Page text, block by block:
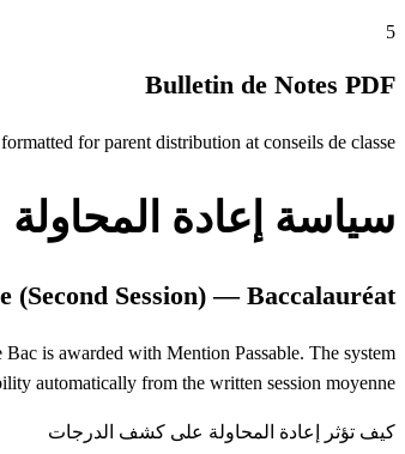
5
Bulletin de Notes PDF
for parent distribution at conseils de classe.
سياسة إعادة المحاولة
(Second Session) — Baccalauréat
is awarded with Mention Passable. The system
automatically from the written session moyenne.
كيف تؤثر إعادة المحاولة على كشف الدرجات